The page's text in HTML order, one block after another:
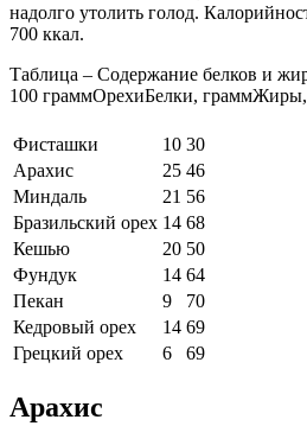
надолго утолить голод.
700 ккал.
Таблица – Содержание белков и
100 граммОрехиБелки,
Фисташки 10 30
Арахис
25 46
Миндаль
21 56
Бразильский орех 14 68
Кешью
20 50
Фундук
14 64
Пекан
9
70
Кедровый орех
14 69
Грецкий орех
6 69
Арахис